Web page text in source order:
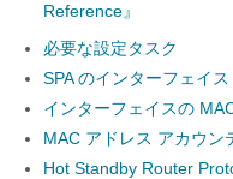
Reference』
必要な設定タスク
SPA のインターフェイ
インターフェイスの
MAC アドレス アカウン
Hot Standby Router